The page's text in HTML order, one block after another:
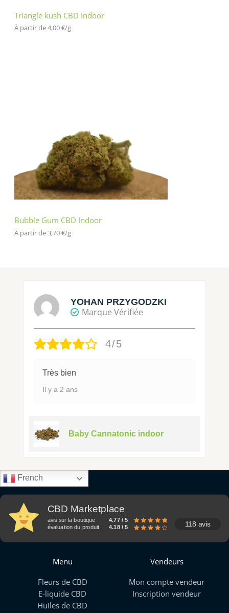
Triangle kush CBD Indoor
À partir de 4,00€/g
Bubble Gum CBD Indoor
À partir de 3,70€/g
YOHAN PRZYGODZKI
Marque Vérifiée
4/5
Très bien
Il y a 2 ans
Baby Cannatonic indoor
French
CBD Marketplace
avis sur la boutique
4.77 / 5
évaluation du produit
4.18 / 5 118 avis
Menu
Fleurs de CBD
E-liquide CBD
Huiles de CBD
Vendeurs
Mon compte vendeur
Inscription vendeur